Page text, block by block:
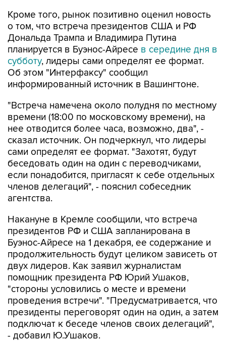
Кроме того, рынок позитивно оценил новость
о том, что встреча президентов США и РФ
Дональда Трампа и Владимира Путина
планируется в Буэнос-Айресе в середине дня в
субботу, лидеры сами определят ее формат.
Об этом "Интерфаксу" сообщил
информированный источник в Вашингтоне.
"Встреча намечена около полудня по местному
времени (18:00 по московскому времени), на
нее отводится более часа, возможно, два", -
сказал источник. Он подчеркнул, что лидеры
сами определят ее формат. "Захотят, будут
беседовать один на один с переводчиками,
если понадобится, пригласят к себе отдельных
членов делегаций", - пояснил собеседник
агентства.
Накануне в Кремле сообщили, что встреча
президентов РФ и США запланирована в
Буэнос-Айресе на 1 декабря, ее содержание и
продолжительность будут целиком зависеть от
двух лидеров. Как заявил журналистам
помощник президента РФ Юрий Ушаков,
"стороны условились о месте и времени
проведения встречи". "Предусматривается, что
президенты переговорят один на один, а затем
подключат к беседе членов своих делегаций",
- добавил Ю.Ушаков.